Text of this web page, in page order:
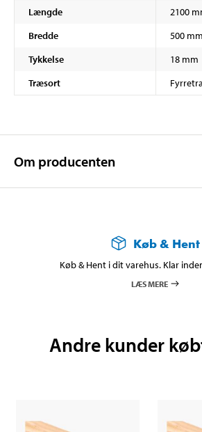
Længde
2100
Bredde
500 mm
Tykkelse
18 mm
Træsort
Om producenten
Køb & Hent
Køb & Hent i dit varehus. Klar
LÆS MERE
Andre kunder